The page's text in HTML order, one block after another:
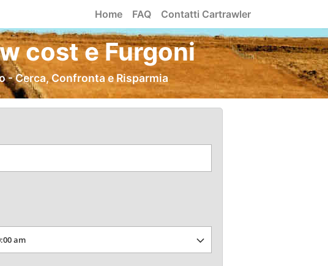
Home FAQ Contatti Cartrawler
cost e Furgoni
Cerca, Confronta e Risparmia